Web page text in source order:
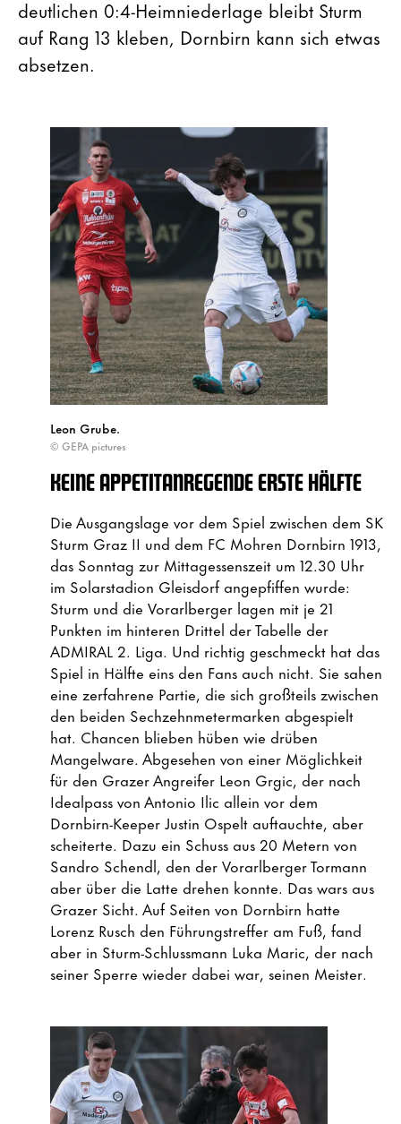
deutlichen 0:4-Heimniederlage bleibt Sturm
auf Rang 13 kleben, Dornbirn kann sich etwas
absetzen.
Leon Grube.
© GEPA pictures
KEINE APPETITANREGENDE ERSTE HÄLFTE
Die Ausgangslage vor dem Spiel zwischen dem SK
Sturm Graz II und dem FC Mohren Dornbirn 1913,
das Sonntag zur Mittagessenszeit um 12.30 Uhr
im Solarstadion Gleisdorf angepfiffen wurde:
Sturm und die Vorarlberger lagen mit je 21
Punkten im hinteren Drittel der Tabelle der
ADMIRAL 2. Liga. Und richtig geschmeckt hat das
Spiel in Hälfte eins den Fans auch nicht. Sie sahen
eine zerfahrene Partie, die sich großteils zwischen
den beiden Sechzehnmetermarken abgespielt
hat. Chancen blieben hüben wie drüben
Mangelware. Abgesehen von einer Möglichkeit
für den Grazer Angreifer Leon Grgic, der nach
Idealpass von Antonio Ilic allein vor dem
Dornbirn-Keeper Justin Ospelt auftauchte, aber
scheiterte. Dazu ein Schuss aus 20 Metern von
Sandro Schendl, den der Vorarlberger Tormann
aber über die Latte drehen konnte. Das wars aus
Grazer Sicht. Auf Seiten von Dornbirn hatte
Lorenz Rusch den Führungstreffer am Fuß, fand
aber in Sturm-Schlussmann Luka Maric, der nach
seiner Sperre wieder dabei war, seinen Meister.